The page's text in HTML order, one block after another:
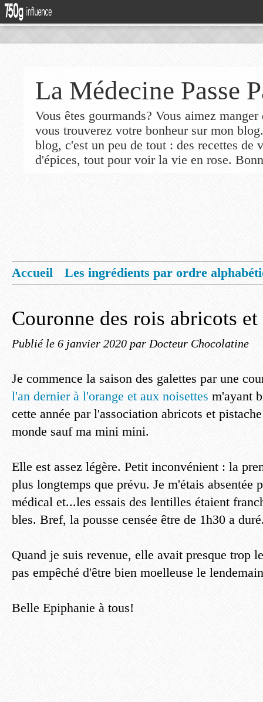
La Médecine Passe
Vous êtes gourmands? Vous aimez
vous trouverez votre bonheur sur mon
blog, c'est un peu de tout : des recettes de
d'épices, tout pour voir la vie en rose.
Accueil
Les ingrédients par ordre
Couronne des rois abricots
Publié le 6 janvier 2020 par Docteur Chocolatine
Je commence la saison des galettes par une
l'an dernier à l'orange et aux noisettes m'ayant
cette année par l'association abricots et
monde sauf ma mini mini.
Elle est assez légère. Petit inconvénient : la
plus longtemps que prévu. Je m'étais absentée
médical et...les essais des lentilles étaient
bles. Bref, la pousse censée être de 1h30 a
Quand je suis revenue, elle avait presque trop
pas empêché d'être bien moelleuse le
Belle Epiphanie à tous!